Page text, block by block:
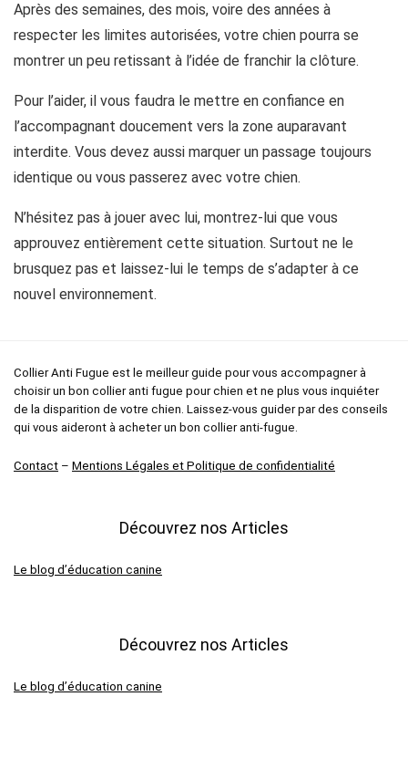
Après des semaines, des mois, voire des années à
respecter les limites autorisées, votre chien pourra se
montrer un peu retissant à l’idée de franchir la clôture.
Pour l’aider, il vous faudra le mettre en confiance en
l’accompagnant doucement vers la zone auparavant
interdite. Vous devez aussi marquer un passage toujours
identique ou vous passerez avec votre chien.
N’hésitez pas à jouer avec lui, montrez-lui que vous
approuvez entièrement cette situation. Surtout ne le
brusquez pas et laissez-lui le temps de s’adapter à ce
nouvel environnement.
Collier Anti Fugue est le meilleur guide pour vous accompagner à
choisir un bon collier anti fugue pour chien et ne plus vous inquiéter
de la disparition de votre chien. Laissez-vous guider par des conseils
qui vous aideront à acheter un bon collier anti-fugue.
Contact – Mentions Légales et Politique de confidentialité
Découvrez nos Articles
Le blog d’éducation canine
Découvrez nos Articles
Le blog d’éducation canine